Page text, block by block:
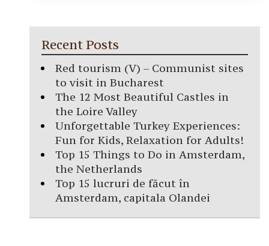
Recent Posts
Red tourism (V) – Communist sites
to visit in Bucharest
The 12 Most Beautiful Castles in
the Loire Valley
Unforgettable Turkey Experiences:
Fun for Kids, Relaxation for Adults!
Top 15 Things to Do in Amsterdam,
the Netherlands
Top 15 lucruri de făcut în
Amsterdam, capitala Olandei